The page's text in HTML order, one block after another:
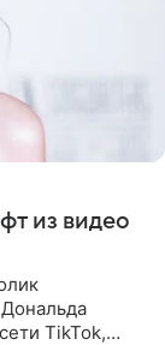
из видео
TikTok,